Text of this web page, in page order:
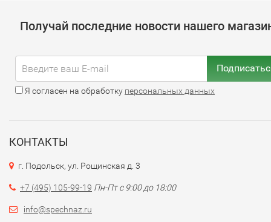
Получай последние новости нашего
Я согласен на обработку персональных данных
КОНТАКТЫ
г. Подольск, ул. Рощинская д. 3
+7 (495) 105-99-19 Пн-Пт с 9:00 до 18:00
info@spechnaz.ru